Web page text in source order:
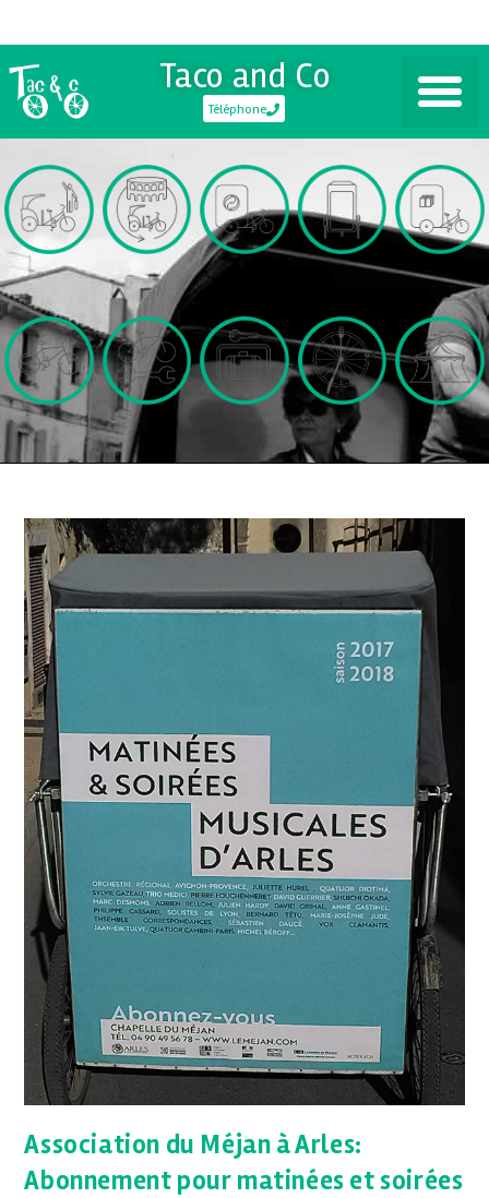
Taco and Co
Téléphone
Association du Méjan à Arles:
Abonnement pour matinées et soirées